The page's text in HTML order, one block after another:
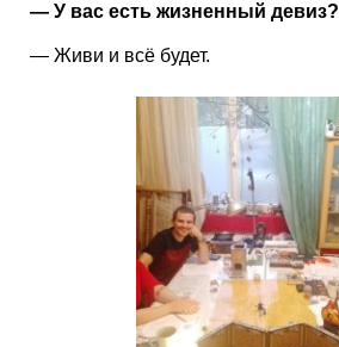
— У вас есть жизненный девиз?
— Живи и всё будет.